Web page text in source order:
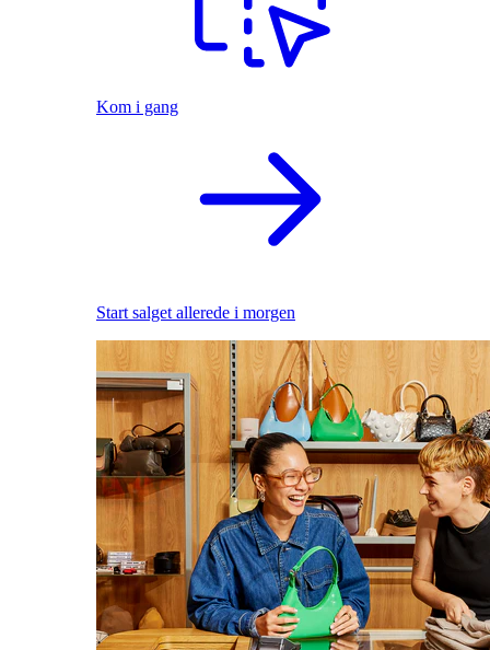
Kom i gang
Start salget allerede i morgen